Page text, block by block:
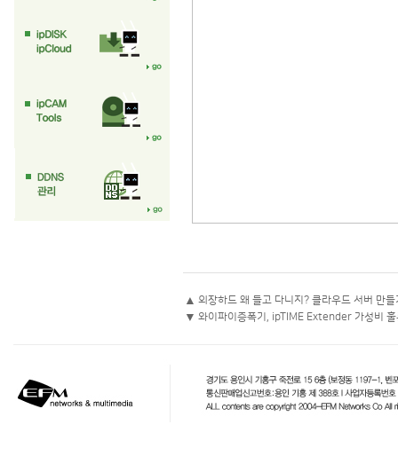
▲ 외장하드 왜 들고 다니지? 클라우드 서버 만
▼ 와이파이증폭기, ipTIME Extender 가성비 훌